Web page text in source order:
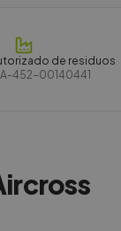
de residuos
452-00140441